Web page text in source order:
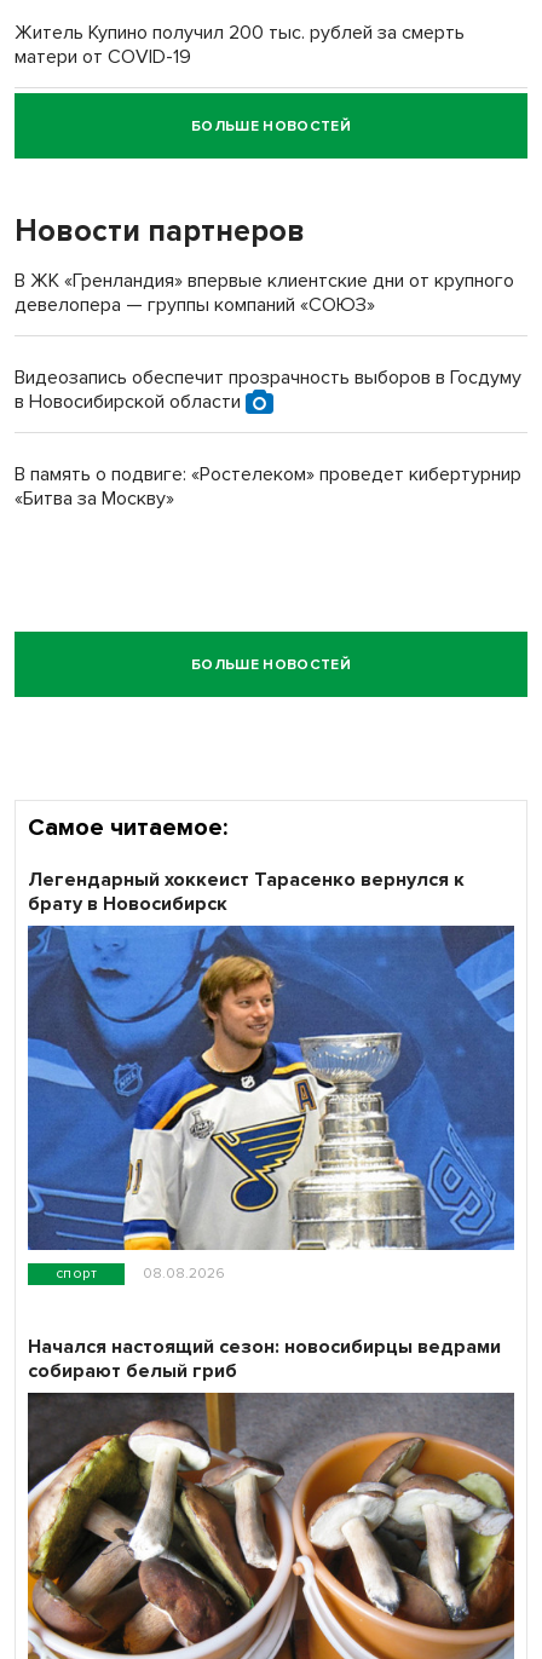
Житель Купино получил 200 тыс. рублей за смерть
матери от COVID-19
Новосибирский суд наказал водителя за смерть
пенсионерки на вокзале
БОЛЬШЕ НОВОСТЕЙ
Новости партнеров
В ЖК «Гренландия» впервые клиентские дни от крупного
девелопера — группы компаний «СОЮЗ»
Видеозапись обеспечит прозрачность выборов в Госдуму
в Новосибирской области
В память о подвиге: «Ростелеком» проведет кибертурнир
«Битва за Москву»
БОЛЬШЕ НОВОСТЕЙ
Самое читаемое:
спорт 08.08.2026
Легендарный хоккеист Тарасенко вернулся к
брату в Новосибирск
Начался настоящий сезон: новосибирцы ведрами
собирают белый гриб